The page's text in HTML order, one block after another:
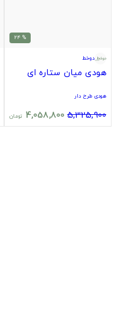
% 24
دوخط
هودی میان ستاره ای
هودی طرح دار
5,325,900
4,058,800 تومان